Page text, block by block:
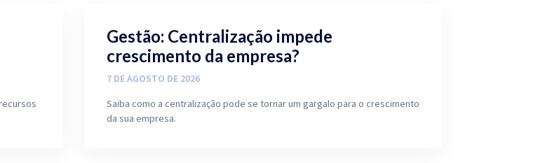
Gestão: Centralização impede
crescimento da empresa?
7 DE AGOSTO DE 2026
Saiba como a centralização pode se tornar um gargalo para o crescimento
da sua empresa.